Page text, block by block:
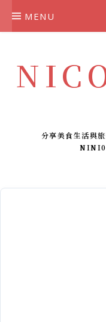
MENU
分享美食生活與